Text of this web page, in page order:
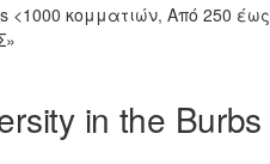
<1000 κομματιών, Από 250 έως
in the Burbs